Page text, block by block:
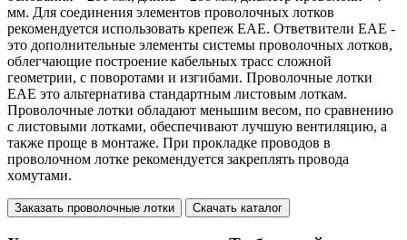
мм. Для соединения элементов проволочныx лотков
рекомендуется использовать крепеж EAE. Ответвители EAE -
это дополнительные элементы системы проволочных лотков,
облегчающие построение кабельных трасс сложной
геометрии, с поворотами и изгибами. Проволочные лотки
EAE это альтернатива стандартным листовым лоткам.
Проволочные лотки обладают меньшим весом, по сравнению
с листовыми лотками, обеспечивают лучшую вентиляцию, а
также проще в монтаже. При прокладке проводов в
проволочном лотке рекомендуется закреплять провода
xомутами.
Заказать проволочные лотки Скачать каталог